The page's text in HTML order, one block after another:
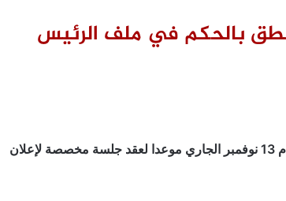
بالحكم في ملف الرئيس
حددت محكمة الاستئناف في نواكشوط يوم الأربعاء القادم 13 نوفمبر الجاري موعدا لعقد جلسة مخصصة لإعلان